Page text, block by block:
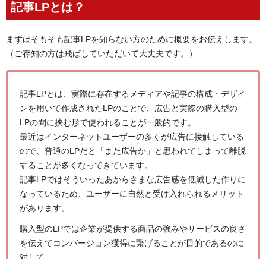
記事LPとは？
まずはそもそも記事LPを知らない方のために概要をお伝えします。
（ご存知の方は飛ばしていただいて大丈夫です。）
記事LPとは、実際に存在するメディアや記事の構成・デザイ
ンを用いて作成されたLPのことで、広告と実際の購入型の
LPの間に挟む形で使われることが一般的です。
最近はインターネットユーザーの多くが広告に接触している
ので、普通のLPだと「また広告か」と思われてしまって離脱
することが多くなってきています。
記事LPではそういったあからさまな広告感を低減した作りに
なっているため、ユーザーに自然と受け入れられるメリット
があります。
購入型のLPでは企業が提供する商品の強みやサービスの良さ
を伝えてコンバージョン獲得に繋げることが目的であるのに